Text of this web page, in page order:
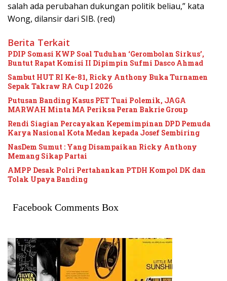
salah ada perubahan dukungan politik beliau,” kata
Wong, dilansir dari SIB. (red)
Berita Terkait
PDIP Somasi KWP Soal Tuduhan ‘Gerombolan Sirkus’,
Buntut Rapat Komisi II Dipimpin Sufmi Dasco Ahmad
Sambut HUT RI Ke-81, Ricky Anthony Buka Turnamen
Sepak Takraw RA Cup I 2026
Putusan Banding Kasus PET Tuai Polemik, JAGA
MARWAH Minta MA Periksa Peran Bakrie Group
Rendi Siagian Percayakan Kepemimpinan DPD Pemuda
Karya Nasional Kota Medan kepada Josef Sembiring
NasDem Sumut : Yang Disampaikan Ricky Anthony
Memang Sikap Partai
AMPP Desak Polri Pertahankan PTDH Kompol DK dan
Tolak Upaya Banding
Facebook Comments Box